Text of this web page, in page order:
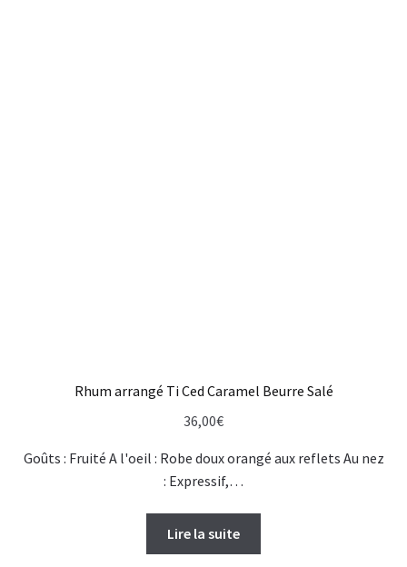
Rhum arrangé Ti Ced Caramel Beurre Salé
36,00€
Goûts : Fruité A l'oeil : Robe doux orangé aux reflets Au nez
: Expressif,…
Lire la suite